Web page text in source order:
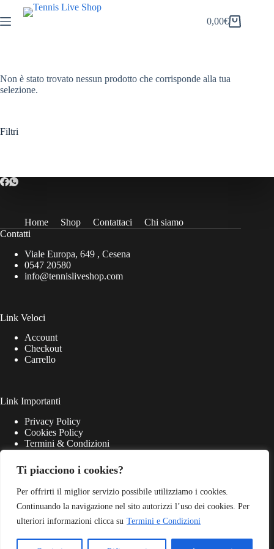
Ti piacciono i cookies?
Per offrirti il miglior servizio possibile utilizziamo i cookies.
Continuando la navigazione nel sito autorizzi l’uso dei cookies. Per
ulteriori informazioni clicca su Termini e Condizioni
al
contenuto
Carrello
0,00€
Non è stato trovato nessun prodotto che corrisponde alla tua
selezione.
Filtri
Home Shop Contattaci
Chi siamo
Contatti
Viale Europa, 649 , Cesena
0547 20580
info@tennisliveshop.com
Link Veloci
Account
Checkout
Carrello
Link Importanti
Privacy Policy
Cookies Policy
Termini & Condizioni